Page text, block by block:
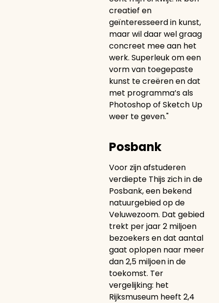
creatief en
geïnteresseerd in kunst,
maar wil daar wel graag
concreet mee aan het
werk. Superleuk om een
vorm van toegepaste
kunst te creëren en dat
met programma’s als
Photoshop of Sketch Up
weer te geven."
Posbank
Voor zijn afstuderen
verdiepte Thijs zich in de
Posbank, een bekend
natuurgebied op de
Veluwezoom. Dat gebied
trekt per jaar 2 miljoen
bezoekers en dat aantal
gaat oplopen naar meer
dan 2,5 miljoen in de
toekomst. Ter
vergelijking: het
Rijksmuseum heeft 2,4